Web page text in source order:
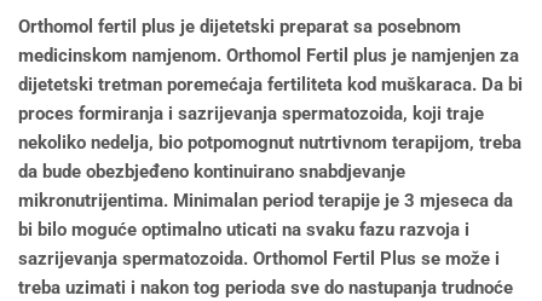
Orthomol fertil plus je dijetetski preparat sa posebnom
medicinskom namjenom. Orthomol Fertil plus je namjenjen za
dijetetski tretman poremećaja fertiliteta kod muškaraca. Da bi
proces formiranja i sazrijevanja spermatozoida, koji traje
nekoliko nedelja, bio potpomognut nutrtivnom terapijom, treba
da bude obezbjeđeno kontinuirano snabdjevanje
mikronutrijentima. Minimalan period terapije je 3 mjeseca da
bi bilo moguće optimalno uticati na svaku fazu razvoja i
sazrijevanja spermatozoida. Orthomol Fertil Plus se može i
treba uzimati i nakon tog perioda sve do nastupanja trudnoće